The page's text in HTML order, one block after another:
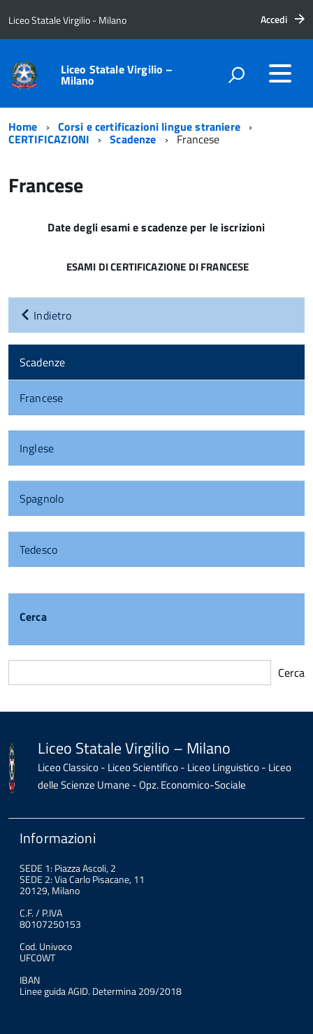
Liceo Statale Virgilio - Milano Accedi
Liceo Statale Virgilio –
Milano
Home Corsi e certificazioni lingue straniere
CERTIFICAZIONI Scadenze Francese
Francese
Date degli esami e scadenze per le iscrizioni
ESAMI DI CERTIFICAZIONE DI FRANCESE
Indietro
Scadenze
Francese
Inglese
Spagnolo
Tedesco
Cerca
Cerca
all'inizio
contenutoLiceo Statale Virgilio – Milano
Liceo Classico - Liceo Scientifico - Liceo Linguistico - Liceo
delle Scienze Umane - Opz. Economico-Sociale
Informazioni
SEDE 1: Piazza Ascoli, 2
SEDE 2: Via Carlo Pisacane, 11
20129, Milano
C.F. / P.IVA
80107250153
Cod. Univoco
UFC0WT
IBAN
Linee guida AGID. Determina 209/2018